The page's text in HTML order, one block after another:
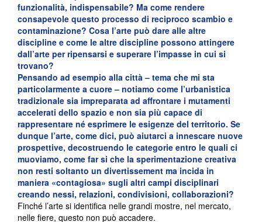
funzionalità, indispensabile? Ma come rendere
consapevole questo processo di reciproco scambio e
contaminazione? Cosa l’arte può dare alle altre
discipline e come le altre discipline possono attingere
dall’arte per ripensarsi e superare l’impasse in cui si
trovano?
Pensando ad esempio alla città– tema che mi sta
particolarmente a cuore– notiamo come l’urbanistica
tradizionale sia impreparata ad affrontare i mutamenti
accelerati dello spazio e non sia più capace di
rappresentare né esprimere le esigenze del territorio. Se
dunque l’arte, come dici, può aiutarci a innescare nuove
prospettive, decostruendo le categorie entro le quali ci
muoviamo, come far si che la sperimentazione creativa
non resti soltanto un divertissement ma incida in
maniera «contagiosa» sugli altri campi disciplinari
creando nessi, relazioni, condivisioni, collaborazioni?
Finché l’arte si identifica nelle grandi mostre, nel mercato,
nelle fiere, questo non può accadere.